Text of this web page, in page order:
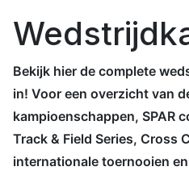
Bekijk hier de complete
in! Voor een overzicht van
kampioenschappen, SPAR
Track & Field Series, Cross
internationale toernooien